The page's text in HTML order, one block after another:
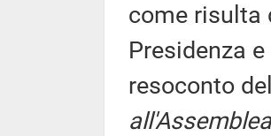
come risulta
Presidenza
resoconto